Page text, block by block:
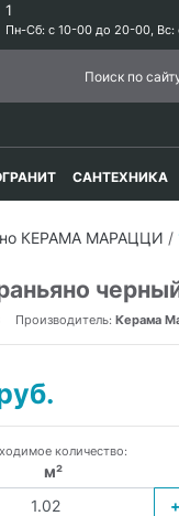
1
Пн-Сб: с 10-00 до 20-00, Вс:
САНТЕХНИКА
КЕРАМА МАРАЦЦИ /
Производитель: Керама
количество:
м²
+